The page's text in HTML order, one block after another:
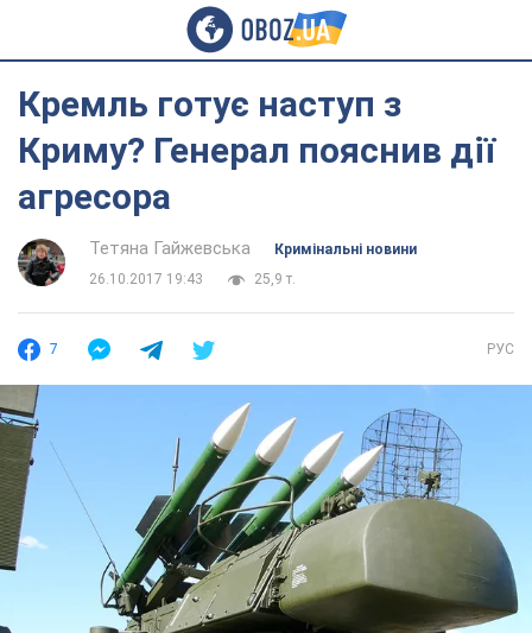
Кремль готує наступ з
Криму? Генерал пояснив дії
агресора
Тетяна Гайжевська
Кримінальні новини
26.10.2017 19:43
25,9 т.
7 РУС